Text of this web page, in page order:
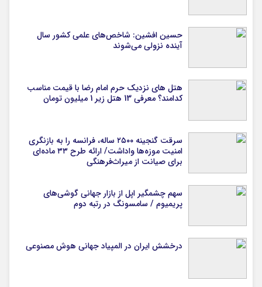
حسین افشین: شاخص‌های علمی کشور سال
آینده نزولی می‌شوند
هتل های نزدیک حرم امام رضا با قیمت مناسب
کدامند؟ معرفی 13 هتل زیر 1 میلیون تومان
سرقت گنجینه ۲۵۰۰ ساله، فرانسه را به بازنگری
امنیت موزه‌ها واداشت/ ارائه طرح ۳۳ ماده‌ای
برای صیانت از میراث‌فرهنگی
سهم چشمگیر اپل از بازار جهانی گوشی‌های
پریمیوم / سامسونگ در رتبه دوم
درخشش ایران در المپیاد جهانی هوش مصنوعی